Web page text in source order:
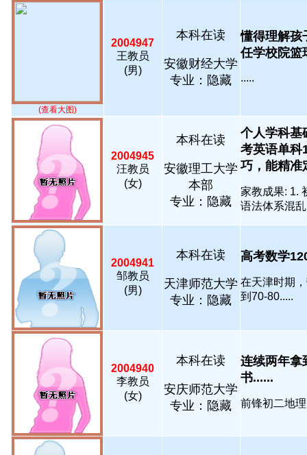
(查看大图)
2004947
王教员
(男)
本科在读
安徽财经大学
专业：隐藏
懂得理解孩
任学校院篮
.....
2004945
汪教员
(女)
本科在读
安徽理工大学
本部
专业：隐藏
个人学科基
考英语单科
巧，能精准
家教成果: 1.
语法体系混
2004941
邹教员
(男)
本科在读
天津师范大学
专业：隐藏
高考数学
在天津时期
到70-80.....
2004940
李教员
(女)
本科在读
安庆师范大学
专业：隐藏
连续两年拿
书......
前锋初二地